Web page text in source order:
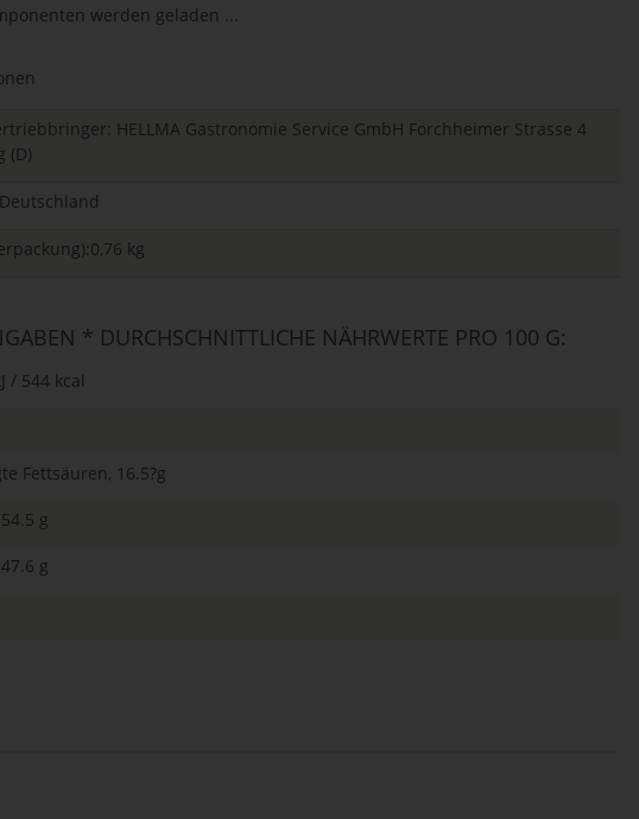
werden geladen ...
HELLMA Gastronomie Service GmbH Forchheimer Strasse 4
(D)
kg
* DURCHSCHNITTLICHE NÄHRWERTE PRO 100 G:
/ 544 kcal
Fettsäuren, 16.5?g
g
g